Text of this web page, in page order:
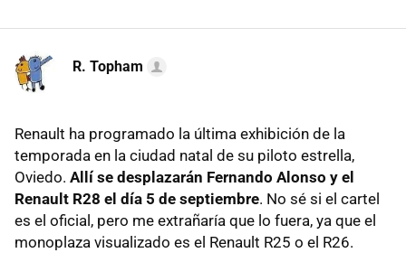
R. Topham
Renault ha programado la última exhibición de la
temporada en la ciudad natal de su piloto estrella,
Oviedo. Allí se desplazarán Fernando Alonso y el
Renault R28 el día 5 de septiembre. No sé si el cartel
es el oficial, pero me extrañaría que lo fuera, ya que el
monoplaza visualizado es el Renault R25 o el R26.